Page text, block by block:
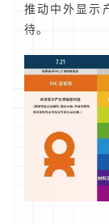
推动中外显示
待。